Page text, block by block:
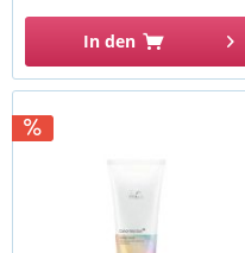
In den